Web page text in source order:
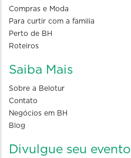
Compras e Moda
Para curtir com a familia
Perto de BH
Roteiros
Saiba Mais
Sobre a Belotur
Contato
Negócios em BH
Blog
Divulgue seu evento